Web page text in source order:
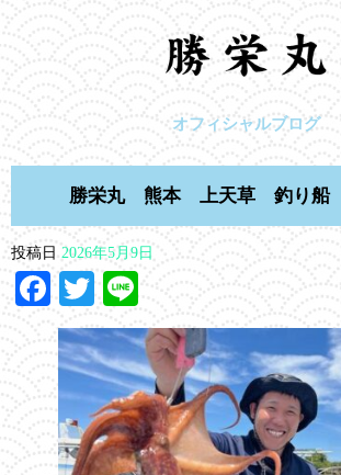
オフィシャルブログ
勝栄丸 熊本 上天草 釣り船
投稿日 2026年5月9日
Facebook
TwitterLine